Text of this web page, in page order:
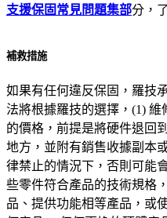
支援保固常見問題集部分，
補救措施
如果有任何違反保固，羅技
法將根據羅技的選擇，(1)
的價格，前提是將硬件退回
地方，並附有銷售收據副本
律禁止的情況下，否則可能
些零件符合產品的技術規格
品、提供功能相等產品，或